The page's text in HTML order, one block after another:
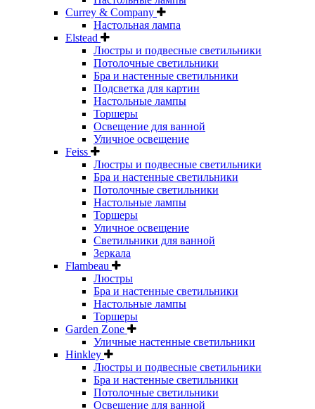
Currey & Company
Настольная лампа
Elstead
Люстры и подвесные светильники
Потолочные светильники
Бра и настенные светильники
Подсветка для картин
Настольные лампы
Торшеры
Освещение для ванной
Уличное освещение
Feiss
Люстры и подвесные светильники
Бра и настенные светильники
Потолочные светильники
Настольные лампы
Торшеры
Уличное освещение
Светильники для ванной
Зеркала
Flambeau
Люстры
Бра и настенные светильники
Настольные лампы
Торшеры
Garden Zone
Уличные настенные светильники
Hinkley
Люстры и подвесные светильники
Бра и настенные светильники
Потолочные светильники
Освещение для ванной